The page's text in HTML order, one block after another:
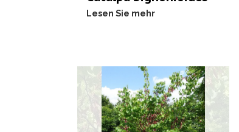
Lesen Sie mehr